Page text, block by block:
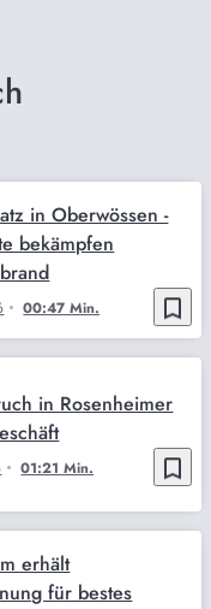
bookmark_border
00:47 Min.
in Oberwössen -
bekämpfen
bookmark_border
01:21 Min.
in Rosenheimer
erhält
für bestes